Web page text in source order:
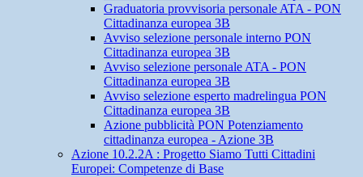
Graduatoria provvisoria personale ATA - PON
Cittadinanza europea 3B
Avviso selezione personale interno PON
Cittadinanza europea 3B
Avviso selezione personale ATA - PON
Cittadinanza europea 3B
Avviso selezione esperto madrelingua PON
Cittadinanza europea 3B
Azione pubblicità PON Potenziamento
cittadinanza europea - Azione 3B
Azione 10.2.2A : Progetto Siamo Tutti Cittadini
Europei: Competenze di Base